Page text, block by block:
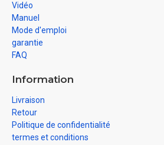
Vidéo
Manuel
Mode d'emploi
garantie
FAQ
Information
Livraison
Retour
Politique de confidentialité
termes et conditions